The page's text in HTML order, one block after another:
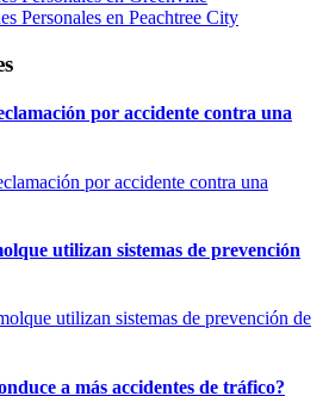
Personales en Peachtree City
por accidente contra una
utilizan sistemas de prevención
a más accidentes de tráfico?